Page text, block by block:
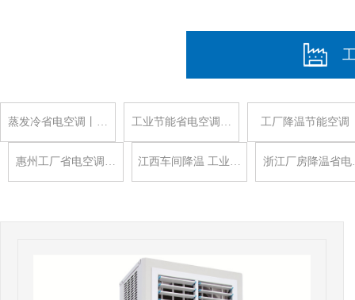
蒸发冷省电空调丨… 工业节能省电空调… 工厂降温节能空调
惠州工厂省电空调… 江西车间降温 工业… 浙江厂房降温省